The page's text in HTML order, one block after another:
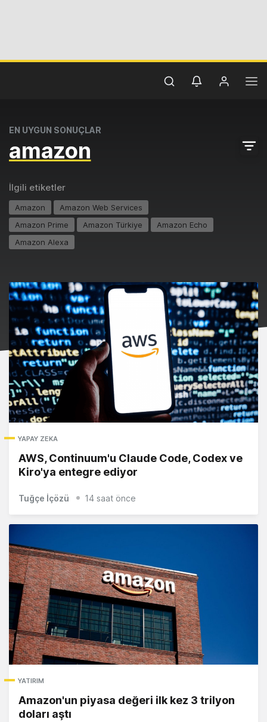
EN UYGUN SONUÇLAR
amazon
İlgili etiketler
Amazon
Amazon Web Services
Amazon Prime
Amazon Türkiye
Amazon Echo
Amazon Alexa
YAPAY ZEKA
AWS, Continuum'u Claude Code, Codex ve
Kiro'ya entegre ediyor
Tuğçe İçözü 14 saat önce
YATIRIM
Amazon'un piyasa değeri ilk kez 3 trilyon
doları aştı